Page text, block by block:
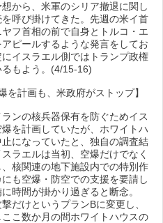
から、米軍のシリア撤退に関し
呼び掛けてきた。先週の米イ首
フ首相の前で自身とトルコ・エ
ピールするような発言をしてお
イスラエル側ではトランプ政権
もよう。(4/15-16)
を計画も、米政府がストップ】
ンの核兵器保有を防ぐためイス
を計画していたが、ホワイトハ
になっていたと、独自の調査結
ラエルは当初、空爆だけでなく
核関連の地下施設内での特別作
も空爆・防空での支援を要請し
時間が掛かり過ぎると断念。
だけというプランBに変更し、
こ数か月の間ホワイトハウスの